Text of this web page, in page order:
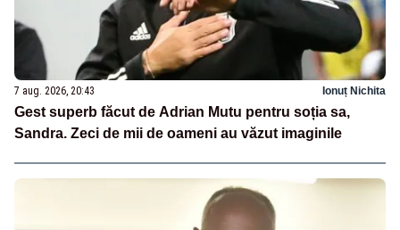
7 aug. 2026, 20:43 Ionuț Nichita
Gest superb făcut de Adrian Mutu pentru soția sa,
Sandra. Zeci de mii de oameni au văzut imaginile